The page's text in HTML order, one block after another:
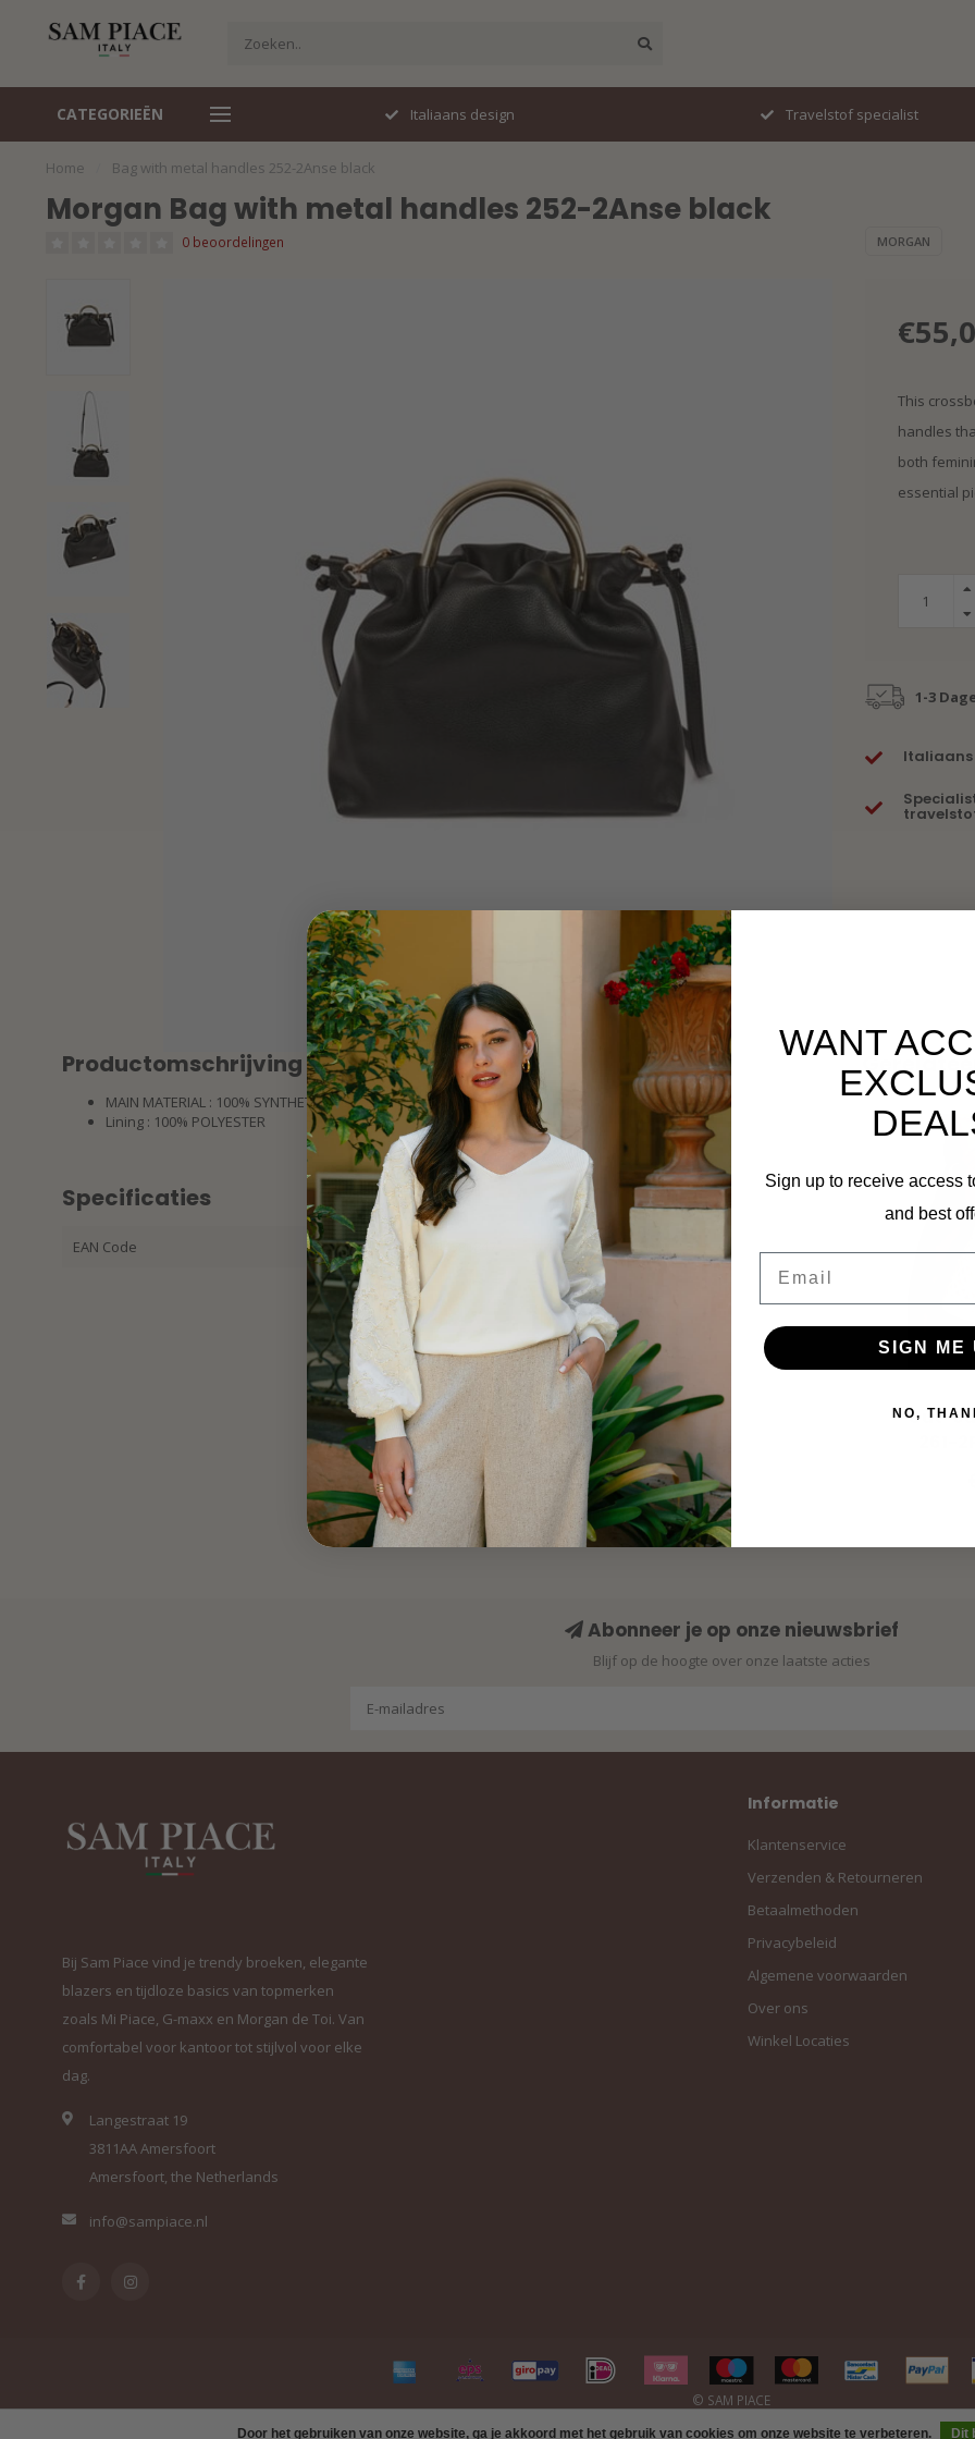
CATEGORIEËN
Perfecte pasvorm Italiaans design Travelstof specialist
Home Bag with metal handles 252-2Anse black
Morgan Bag with metal handles 252-2Anse black
0 beoordelingen MORGAN
This
handles
both
essential
1-3
Italiaans
Productomschrijving
MAIN MATERIAL : 100% SYNTHETIC (POLYURETHANNE)
Lining : 100% POLYESTER
Specificaties
EAN Code 3253634586847
Cut-
Door het gebruiken van onze website, ga je akkoord met het gebruik van cookies om onze website te verbeteren. Dit
Abonneer je op onze nieuwsbrief
Blijf op de hoogte over onze laatste acties
Bij Sam Piace vind je trendy broeken, elegante
blazers en tijdloze basics van topmerken
zoals Mi Piace, G-maxx en Morgan de Toi. Van
comfortabel voor kantoor tot stijlvol voor elke
dag.
Langestraat 19
3811AA Amersfoort
Amersfoort, the Netherlands
info@sampiace.nl
Informatie
Klantenservice
Verzenden & Retourneren
Betaalmethoden
Privacybeleid
Algemene voorwaarden
Over ons
Winkel Locaties
WANT
Sign up to receive access
and best
SIGN ME
NO,